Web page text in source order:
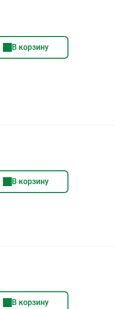
В корзину
В корзину
В корзину